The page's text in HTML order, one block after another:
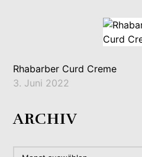
Rhabarber Curd Creme
3. Juni 2022
ARCHIV